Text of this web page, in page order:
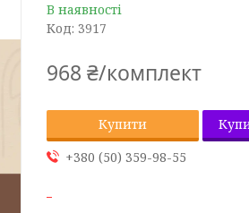
В наявності
Код: 3917
968 ₴/комплект
Купити
+380 (50) 359-98-55